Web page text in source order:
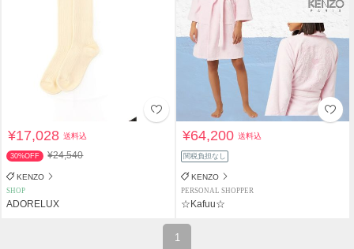
¥17,028送料込
30%OFF ¥24,540
KENZO
SHOP
ADORELUX
¥64,200送料込
関税負担なし
KENZO
PERSONAL SHOPPER
☆Kafuu☆
1